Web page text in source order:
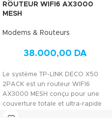
ROUTEUR WIFI6 AX3000
MESH
Modems & Routeurs
38.000,00 DA
Le système TP-LINK DECO X50
2PACK est un routeur WIFI6
AX3000 MESH conçu pour une
couverture totale et ultra-rapide
dans toute la maison en Algérie.